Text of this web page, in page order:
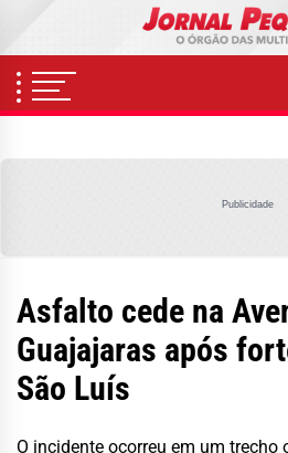
content
Publicidade
Asfalto cede na
Guajajaras após
São Luís
O incidente ocorreu em um trecho